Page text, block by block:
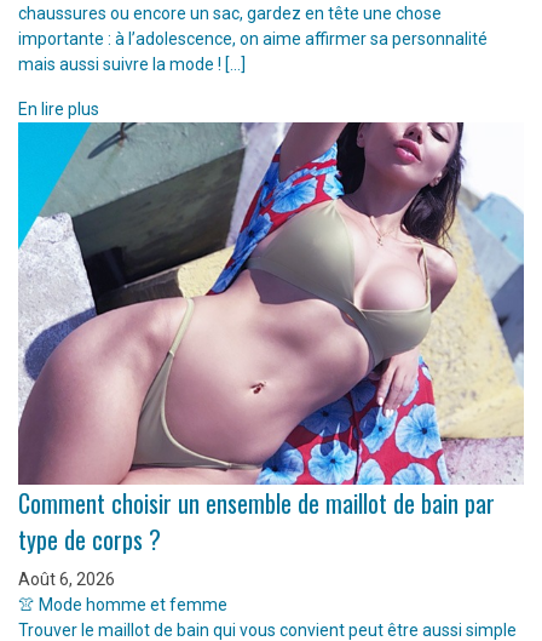
chaussures ou encore un sac, gardez en tête une chose
importante : à l’adolescence, on aime affirmer sa personnalité
mais aussi suivre la mode ! […]
En lire plus
Comment choisir un ensemble de maillot de bain par
type de corps ?
Août 6, 2026
👚 Mode homme et femme
Trouver le maillot de bain qui vous convient peut être aussi simple